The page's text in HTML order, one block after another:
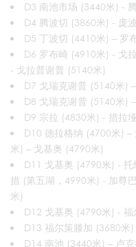
D3 南池市场 (3440米) -
D4 腾波切 (3860米) - 庞
D5 丁波切 (4410米) – 罗
D6 罗布崎 (4910米) - 戈
- 戈拉普谢普 (5140米)
D7 戈瑞克谢普 (5140米)
D8 戈瑞克谢普 (5140米)
D9 宗拉 (4830米) - 措拉
D10 德拉格纳 (4700米)
米) – 戈基奥 (4790米)
D11 戈基奥 (4790米) -
措 (第五湖，4990米) - 加尊
米)
D12 戈基奥 (4790米) -
D13 福尔策滕加 (3680米
D14 南池 (3440米) – 卢